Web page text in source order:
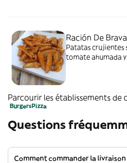
Ración De
Patatas crujientes
tomate ahumada
Parcourir les établissements de
BurgersPizza
Questions
Comment commander la